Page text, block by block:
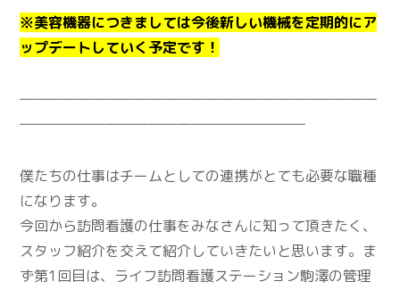
※美容機器につきましては今後新しい機械を定期的にア
ップデートしていく予定です！
―――――――――――――――――――――――――
――――――――――――――――――――
僕たちの仕事はチームとしての連携がとても必要な職種
になります。
今回から訪問看護の仕事をみなさんに知って頂きたく、
スタッフ紹介を交えて紹介していきたいと思います。ま
ず第1回目は、ライフ訪問看護ステーション駒澤の管理